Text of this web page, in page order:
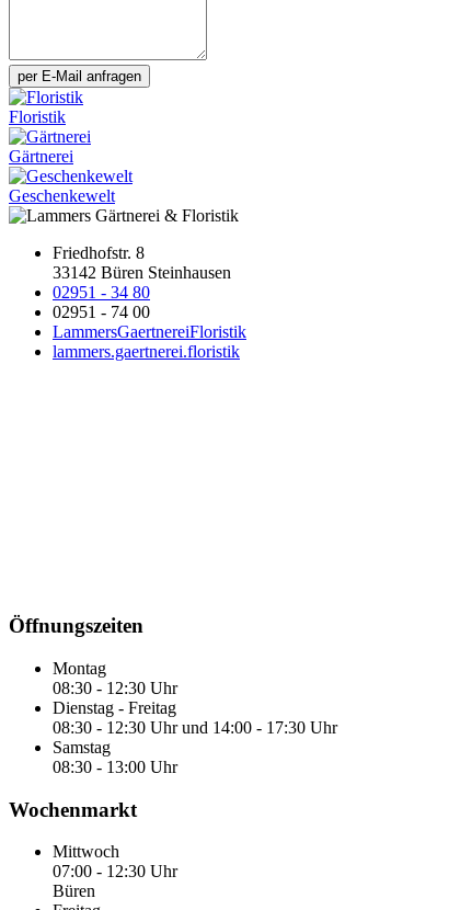
per E-Mail anfragen
Floristik
Gärtnerei
Geschenkewelt
Friedhofstr. 8
33142 Büren Steinhausen
02951 - 34 80
02951 - 74 00
LammersGaertnereiFloristik
lammers.gaertnerei.floristik
Öffnungszeiten
Montag
08:30 - 12:30 Uhr
Dienstag - Freitag
08:30 - 12:30 Uhr und 14:00 - 17:30 Uhr
Samstag
08:30 - 13:00 Uhr
Wochenmarkt
Mittwoch
07:00 - 12:30 Uhr
Büren